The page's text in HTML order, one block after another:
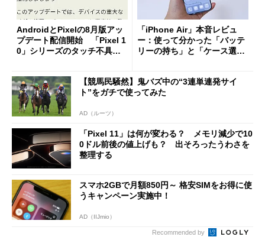
AndroidとPixelの8月版アッ
プデート配信開始 「Pixel 1
0」シリーズのタッチ不具合
「iPhone Air」本音レビュ
ー：使って分かった「バッテ
リーの持ち」と「ケース選
【競馬民騒然】鬼バズ中の“3連単連発サイ
ト”をガチで使ってみた
AD（ルーツ）
「Pixel 11」は何が変わる？ メモリ減少で10
0ドル前後の値上げも？ 出そろったうわさを
整理する
スマホ2GBで月額850円～ 格安SIMをお得に使
うキャンペーン実施中！
AD（IIJmio）
Recommended by